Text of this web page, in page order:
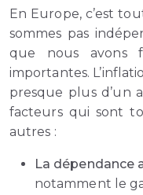
En Europe, c’est
sommes pas
que nous avons
importantes.
presque plus d’un
facteurs qui sont
autres :
La dépendance
notamment le